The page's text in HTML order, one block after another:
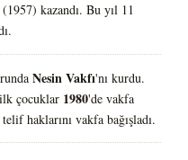
kazandı. Bu yıl 11
Nesin Vakfı'nı kurdu.
çocuklar 1980'de vakfa
haklarını vakfa bağışladı.